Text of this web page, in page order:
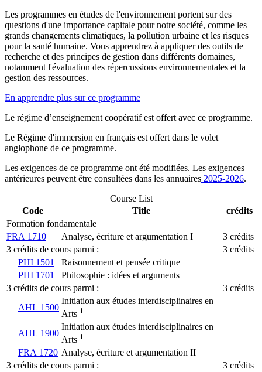
Les programmes en études de l'environnement portent sur des
questions d'une importance capitale pour notre société, comme les
grands changements climatiques, la pollution urbaine et les risques
pour la santé humaine. Vous apprendrez à appliquer des outils de
recherche et des principes de gestion dans différents domaines,
notamment l'évaluation des répercussions environnementales et la
gestion des ressources.
En apprendre plus sur ce programme
Le régime d’enseignement coopératif est offert avec ce programme.
Le Régime d'immersion en français est offert dans le volet
anglophone de ce programme.
Les exigences de ce programme ont été modifiées. Les exigences
antérieures peuvent être consultées dans les annuaires 2025-2026.
Course List
Code
Title
crédits
Formation fondamentale
FRA 1710
Analyse, écriture et argumentation I
3 crédits
3 crédits de cours parmi :
3 crédits
PHI 1501
Raisonnement et pensée critique
PHI 1701
Philosophie : idées et arguments
3 crédits de cours parmi :
3 crédits
AHL 1500
Initiation aux études interdisciplinaires en
Arts 1
AHL 1900
Initiation aux études interdisciplinaires en
Arts 1
FRA 1720 Analyse, écriture et argumentation II
3 crédits de cours parmi :
3 crédits